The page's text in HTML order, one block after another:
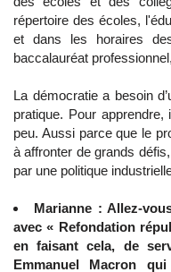
répertoire des écoles,
et dans les horaires
baccalauréat
La démocratie a besoin
pratique. Pour
peu. Aussi parce que le
à affronter de grands
par une politique
Marianne : Allez-
avec « Refondation
en faisant cela, de
Emmanuel Macron